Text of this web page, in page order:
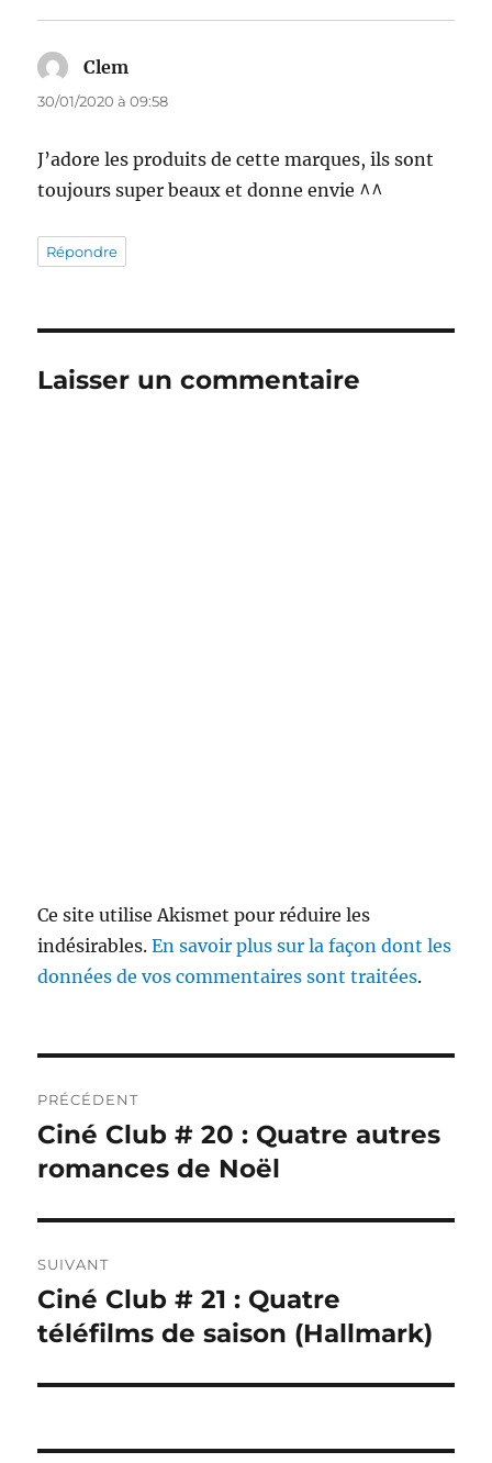
Clem
30/01/2020 à 09:58
J’adore les produits de cette marques, ils sont
toujours super beaux et donne envie ^^
Répondre
Laisser un commentaire
Ce site utilise Akismet pour réduire les
indésirables.En savoir plus sur la façon dont les
données de vos commentaires sont traitées.
de
l’article
PRÉCÉDENT
Publication
précédente :
Ciné Club # 20 : Quatre autres
romances de Noël
SUIVANT
Publication
suivante :
Ciné Club # 21 : Quatre
téléfilms de saison (Hallmark)